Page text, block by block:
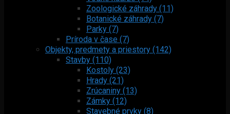
Zoologické záhrady (11)
Botanické záhrady (7)
Parky (7)
Príroda v čase (7)
Objekty, predmety a priestory (142)
Stavby (110)
Kostoly (23)
Hrady (21)
Zrúcaniny (13)
Zámky (12)
Stavebné prvky (8)